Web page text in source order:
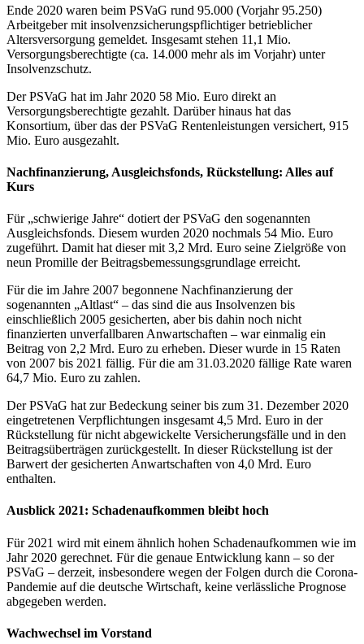
Ende 2020 waren beim PSVaG rund 95.000 (Vorjahr 95.250)
Arbeitgeber mit insolvenzsicherungspflichtiger betrieblicher
Altersversorgung gemeldet. Insgesamt stehen 11,1 Mio.
Versorgungsberechtigte (ca. 14.000 mehr als im Vorjahr) unter
Insolvenzschutz.
Der PSVaG hat im Jahr 2020 58 Mio. Euro direkt an
Versorgungsberechtigte gezahlt. Darüber hinaus hat das
Konsortium, über das der PSVaG Rentenleistungen versichert, 915
Mio. Euro ausgezahlt.
Nachfinanzierung, Ausgleichsfonds, Rückstellung: Alles auf
Kurs
Für „schwierige Jahre“ dotiert der PSVaG den sogenannten
Ausgleichsfonds. Diesem wurden 2020 nochmals 54 Mio. Euro
zugeführt. Damit hat dieser mit 3,2 Mrd. Euro seine Zielgröße von
neun Promille der Beitragsbemessungsgrundlage erreicht.
Für die im Jahre 2007 begonnene Nachfinanzierung der
sogenannten „Altlast“ – das sind die aus Insolvenzen bis
einschließlich 2005 gesicherten, aber bis dahin noch nicht
finanzierten unverfallbaren Anwartschaften – war einmalig ein
Beitrag von 2,2 Mrd. Euro zu erheben. Dieser wurde in 15 Raten
von 2007 bis 2021 fällig. Für die am 31.03.2020 fällige Rate waren
64,7 Mio. Euro zu zahlen.
Der PSVaG hat zur Bedeckung seiner bis zum 31. Dezember 2020
eingetretenen Verpflichtungen insgesamt 4,5 Mrd. Euro in der
Rückstellung für nicht abgewickelte Versicherungsfälle und in den
Beitragsüberträgen zurückgestellt. In dieser Rückstellung ist der
Barwert der gesicherten Anwartschaften von 4,0 Mrd. Euro
enthalten.
Ausblick 2021: Schadenaufkommen bleibt hoch
Für 2021 wird mit einem ähnlich hohen Schadenaufkommen wie im
Jahr 2020 gerechnet. Für die genaue Entwicklung kann – so der
PSVaG – derzeit, insbesondere wegen der Folgen durch die Corona-
Pandemie auf die deutsche Wirtschaft, keine verlässliche Prognose
abgegeben werden.
Wachwechsel im Vorstand